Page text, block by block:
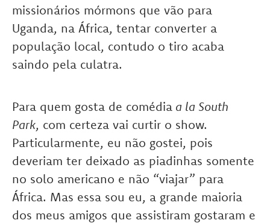
missionários mórmons que vão para
Uganda, na África, tentar converter a
população local, contudo o tiro acaba
saindo pela culatra.
Para quem gosta de comédia a la South
Park, com certeza vai curtir o show.
Particularmente, eu não gostei, pois
deveriam ter deixado as piadinhas somente
no solo americano e não “viajar” para
África. Mas essa sou eu, a grande maioria
dos meus amigos que assistiram gostaram e